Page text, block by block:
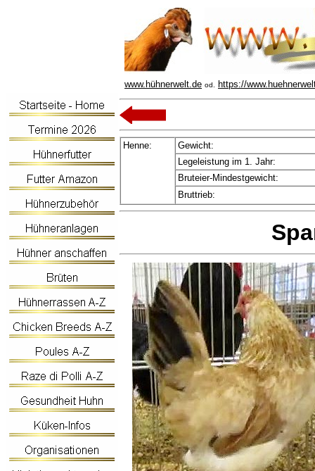
www.hühnerwelt.de od. https://
Henne:
Gewicht:
Legeleistung im 1. Jahr:
Bruteier-Mindestgewicht:
Bruttrieb: